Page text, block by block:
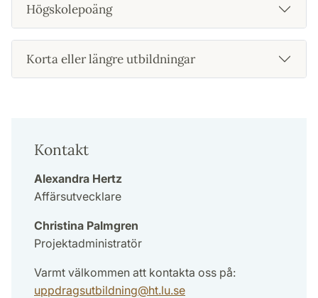
Högskolepoäng
Korta eller längre utbildningar
Kontakt
Alexandra Hertz
Affärsutvecklare
Christina Palmgren
Projektadministratör
Varmt välkommen att kontakta oss på:
uppdragsutbildning@ht.lu.se